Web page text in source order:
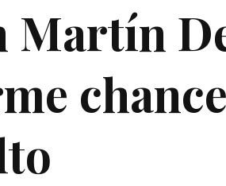
Martín